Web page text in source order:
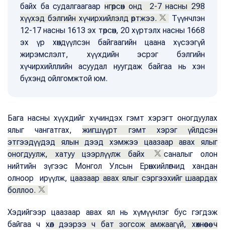
байх ба судалгаагаар ө нгөрсөн онд 2-7 насны 298
хүүхэд бэлгийн хүчирхийлэлд өртжээ.
Түүнчлэн
12-17 насны 1613 эх төрсөн, 20 хүртэлх насны 1668
эх үр хөндүүлсэн байгаагийн цаана хүсээгүй
жирэмслэлт, хүүхдийн эсрэг бэлгийн
хүчирхийллийн асуудал нуугдаж байгаа нь хэн
бүхэнд ойлгомжтой юм.
Бага насны хүүхдийг хүчиндэх гэмт хэрэгт оногдуулах
ялыг чангатгах,жигшүүрт гэмт хэрэг үйлдсэн
этгээдүүдэд ялын дээд хэмжээ цаазаар авах ялыг
оногдуулж, хатуу цээрлүүлж байх
саналыг олон
нийтийн зүгээс Монгол Улсын Ерөнхийлөгчид хандан
олноор ирүүлж,цаазаар авах ялыг сэргээхийг шаардах
боллоо.
Хэдийгээр цаазаар авах ял нь хүмүүнлэг бус гэгдэж
байгаа ч хөл дээрээ ч бат зогсож амжаагүй, хөхнөөсөө ч